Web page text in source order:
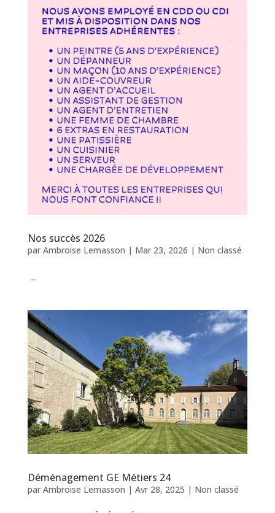
Nos succès 2026
par Ambroise Lemasson | Mar 23, 2026 | Non classé
...
Déménagement GE Métiers 24
par Ambroise Lemasson | Avr 28, 2025 | Non classé